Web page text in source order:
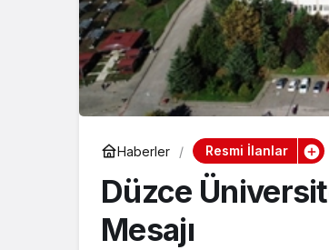
Haberler Resmi İlanlar
Düzce
Mesajı